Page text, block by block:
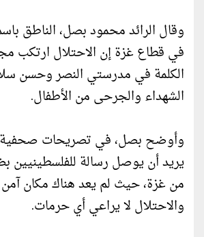
وقال الرائد محمود بصل، الناطق
في قطاع غزة إن الاحتلال ارتكب
الشهداء والجرحى من الأطفال.
وأوضح بصل، في تصريحات صحفية،
يريد أن يوصل رسالة للفلسطينيين
من غزة، حيث لم يعد هناك مكان آمن
والاحتلال لا يراعي أي حرمات.